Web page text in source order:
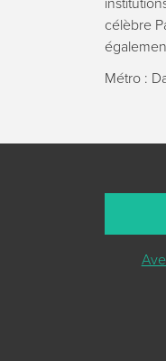
célèbre
Métro :